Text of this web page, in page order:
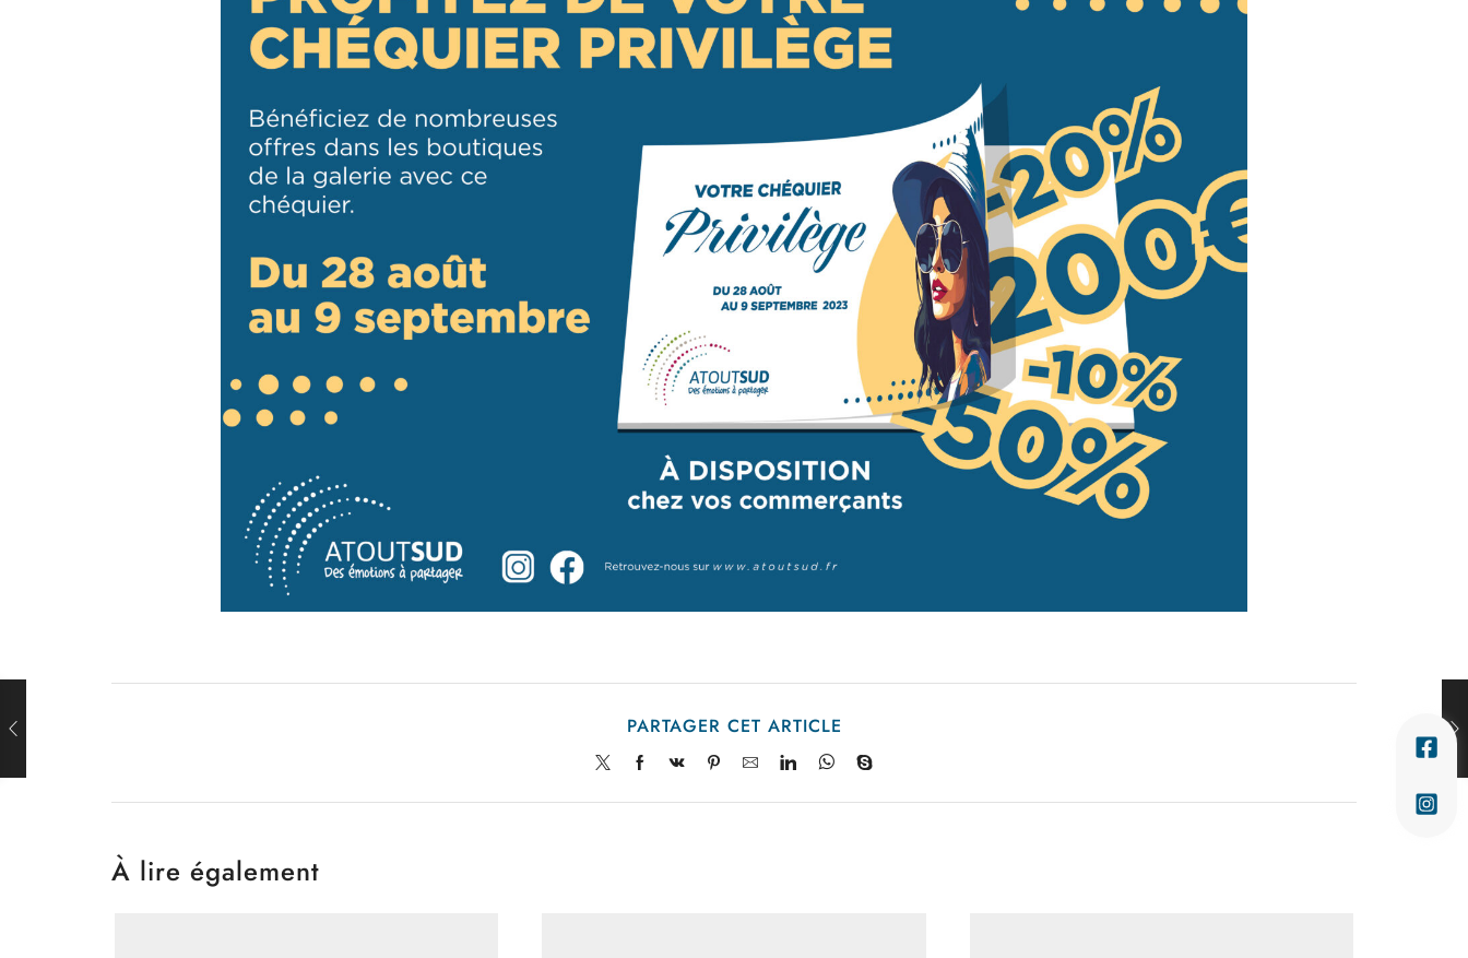
PARTAGER CET ARTICLE
À lire également